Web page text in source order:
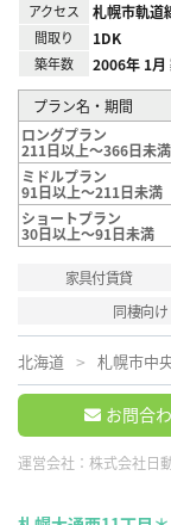
アクセス 札幌市軌道
間取り 1DK
築年数 2006年 1月
プラン名・期間
ロングプラン
211日以上～366日未満
ミドルプラン
91日以上～211日未満
ショートプラン
30日以上～91日未満
家具付賃貸
同棲向け
北海道 札幌市中
お問合
運営会社： 株式会社日